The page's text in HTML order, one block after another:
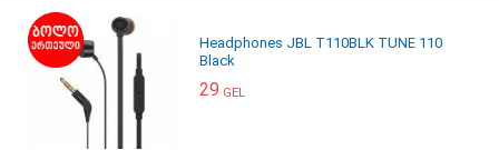
Headphones JBL T110BLK TUNE 110
Black
29 GEL